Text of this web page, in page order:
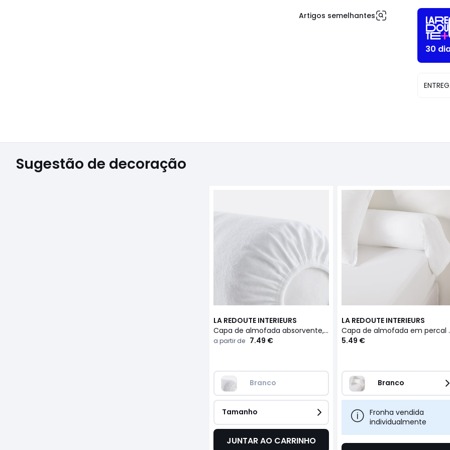
Artigos semelhantes
30
Sugestão de decoração
LA REDOUTE INTERIEURS
Capa de almofada absorvente, 100% algodão
a partir de 7.49 €
Branco
Tamanho
JUNTAR AO CARRINHO
LA REDOUTE INTERIEURS
Capa de
5.49 €
Branco
Fronha vendida
individualmente